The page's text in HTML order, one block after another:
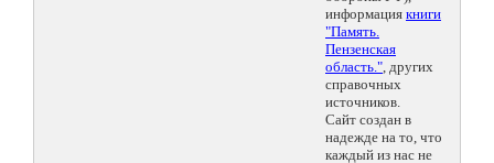
информация книги
"Память.
Пензенская
область.", других
справочных
источников.
Сайт создан в
надежде на то, что
каждый из нас не